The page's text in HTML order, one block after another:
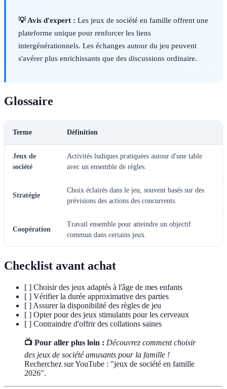
💡 Avis d'expert : Les jeux de société en famille offrent une
plateforme unique pour renforcer les liens
intergénérationnels. Les échanges autour du jeu peuvent
s'avérer plus enrichissants que des discussions ordinaire.
Glossaire
Terme Définition
Jeux de
société
Activités ludiques pratiquées autour d'une table
avec un ensemble de règles.
Stratégie
Choix éclairés dans le jeu, souvent basés sur des
prévisions des actions des concurrents.
Coopération
Travail ensemble pour atteindre un objectif
commun dans certains jeux.
Checklist avant achat
[ ] Choisir des jeux adaptés à l'âge de mes enfants
[ ] Vérifier la durée approximative des parties
[ ] Assurer la disponibilité des règles de jeu
[ ] Opter pour des jeux stimulants pour les cerveaux
[ ] Contraindre d'offrir des collations saines
📺 Pour aller plus loin : Découvrez comment choisir
des jeux de société amusants pour la famille !
Recherchez sur YouTube : "jeux de société en famille
2026".